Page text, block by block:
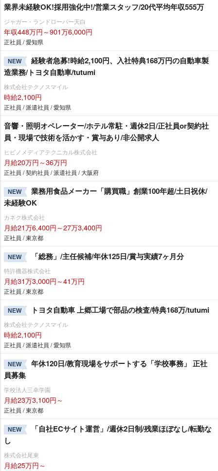
業界未経験OK!採用強化中!/営業スタッフ/20代平均年収555万
ジャガー・ランドローバー天白
年収448万円～901万6,000円
正社員 / 愛知県
NEW
経験者急募!時給2,100円、入社特典168万円の自動車製
造業務/トヨタ自動車/tutumi
株式会社テクノスマイル
時給2,100円
正社員 / 派遣社員 / 愛知県
音響・照明オペレーター/ホテル常駐・週休2日/正社員or契約社
員・現場で技術を活かす・賞与あり/非公開求人
ヒビノメディアテクニカル株式会社
月給20万円～36万円
正社員 / 契約社員 / 派遣社員 / 大阪府
NEW
業務用食品メーカー「購買職」創業100年超/土日祝休/
未経験OK
カネク株式会社
月給21万6,400円～27万3,400円
正社員 / 東京都
NEW 「総務」/主任候補/年休125日/賞与実績7ヶ月分
特許機器株式会社
月給31万3,000円～41万円
正社員 / 東京都
NEW トヨタ自動車 上郷工場で部品の検査/特典168万/tutumi
株式会社テクノスマイル
時給2,100円
正社員 / 派遣社員 / 愛知県
NEW
年休120日/教育現場をサポートする「学校事務」 正社
員募集
学校法人三幸学園
月給23万3,100円～
正社員 / 東京都
NEW
「自社ECサイト運営」/週休2日制/残業ほぼなし/転勤な
し
株式会社尾東
月給25万円～